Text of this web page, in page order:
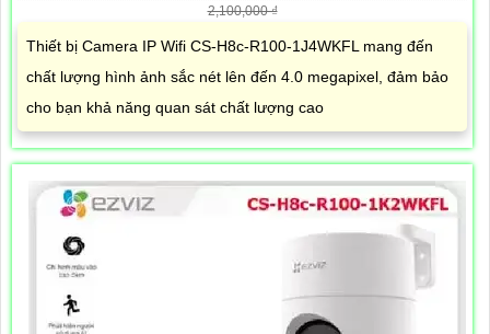
2,100,000 ₫
Thiết bị Camera IP Wifi CS-H8c-R100-1J4WKFL mang đến
chất lượng hình ảnh sắc nét lên đến 4.0 megapixel, đảm bảo
cho bạn khả năng quan sát chất lượng cao